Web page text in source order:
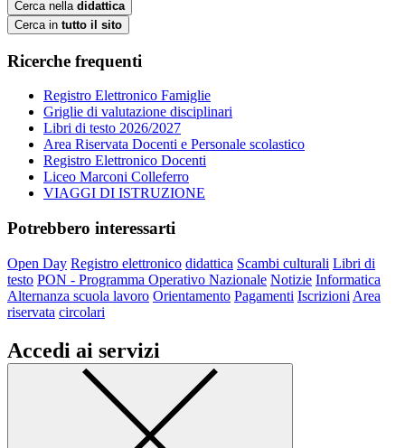
Cerca nella didattica
Cerca in tutto il sito
Ricerche frequenti
Registro Elettronico Famiglie
Griglie di valutazione disciplinari
Libri di testo 2026/2027
Area Riservata Docenti e Personale scolastico
Registro Elettronico Docenti
Liceo Marconi Colleferro
VIAGGI DI ISTRUZIONE
Potrebbero interessarti
Open Day Registro elettronico didattica Scambi culturali Libri di
testo PON - Programma Operativo Nazionale Notizie Informatica
Alternanza scuola lavoro Orientamento Pagamenti Iscrizioni Area
riservata circolari
Accedi ai servizi